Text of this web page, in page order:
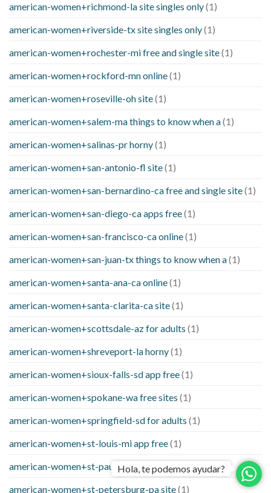
american-women+richmond-la site singles only(1)
american-women+riverside-tx site singles only(1)
american-women+rochester-mi free and single site(1)
american-women+rockford-mn online(1)
american-women+roseville-oh site(1)
american-women+salem-ma things to know when a(1)
american-women+salinas-pr horny(1)
american-women+san-antonio-fl site(1)
american-women+san-bernardino-ca free and single site(1)
american-women+san-diego-ca apps free(1)
american-women+san-francisco-ca online(1)
american-women+san-juan-tx things to know when a(1)
american-women+santa-ana-ca online(1)
american-women+santa-clarita-ca site(1)
american-women+scottsdale-az for adults (1)
american-women+shreveport-la horny(1)
american-women+sioux-falls-sd app free(1)
american-women+spokane-wa free sites (1)
american-women+springfield-sd for adults (1)
american-women+st-louis-mi app free(1)
american-women+st-paul-va apps free(1)
american-women+st-petersburg-pa site(1)
Hola, te podemos ayudar?